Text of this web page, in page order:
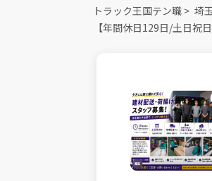
トラック王国テン職 > 埼
【年間休日129日/土日祝